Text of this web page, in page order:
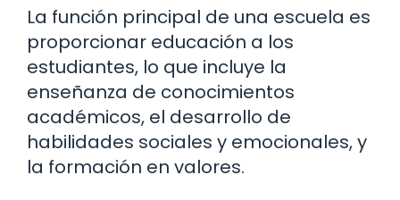
La función principal de una escuela es
proporcionar educación a los
estudiantes, lo que incluye la
enseñanza de conocimientos
académicos, el desarrollo de
habilidades sociales y emocionales, y
la formación en valores.